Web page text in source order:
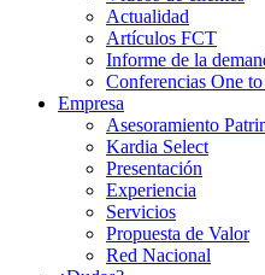
Actualidad
Artículos FCT
Informe de la
Conferencias One
Empresa
Asesoramiento
Kardia Select
Presentación
Experiencia
Servicios
Propuesta de Valor
Red Nacional